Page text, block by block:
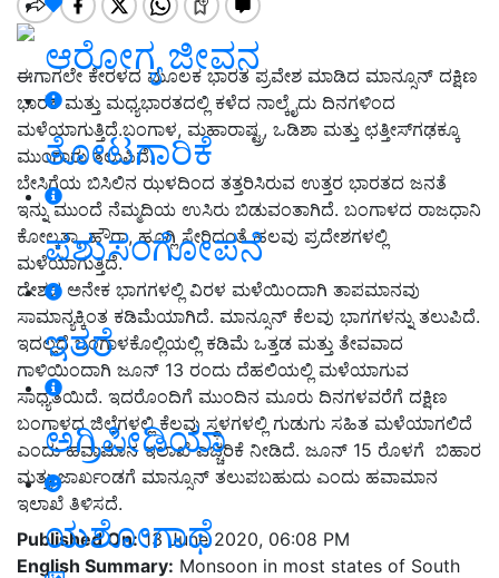
ಆರೋಗ್ಯ ಜೀವನ
ತೋಟಗಾರಿಕೆ
ಪಶುಸಂಗೋಪನೆ
ಇತರೆ
ಅಗ್ರಿಪೀಡಿಯಾ
ಯಶೋಗಾಥೆ
ಈಗಾಗಲೇ ಕೇರಳದ ಮೂಲಕ ಭಾರತ ಪ್ರವೇಶ ಮಾಡಿದ ಮಾನ್ಸೂನ್ ದಕ್ಷಿಣ
ಭಾರತ ಮತ್ತು ಮಧ್ಯಭಾರತದಲ್ಲಿ ಕಳೆದ ನಾಲ್ಕೈದು ದಿನಗಳಿಂದ
ಮಳೆಯಾಗುತ್ತಿದೆ.ಬಂಗಾಳ, ಮಹಾರಾಷ್ಟ್ರ, ಒಡಿಶಾ ಮತ್ತು ಛತ್ತೀಸ್‌ಗಢಕ್ಕೂ
ಮುಂಗಾರು ತಲುಪಿದೆ.
ಬೇಸಿಗೆಯ ಬಿಸಿಲಿನ ಝಳದಿಂದ ತತ್ತರಿಸಿರುವ ಉತ್ತರ ಭಾರತದ ಜನತೆ
ಇನ್ನು ಮುಂದೆ ನೆಮ್ಮದಿಯ ಉಸಿರು ಬಿಡುವಂತಾಗಿದೆ. ಬಂಗಾಳದ ರಾಜಧಾನಿ
ಕೋಲ್ಕತಾ, ಹೌರಾ, ಹೂಗ್ಲಿ ಸೇರಿದಂತೆ ಹಲವು ಪ್ರದೇಶಗಳಲ್ಲಿ
ಮಳೆಯಾಗುತ್ತಿದೆ.
ದೇಶದ ಅನೇಕ ಭಾಗಗಳಲ್ಲಿ ವಿರಳ ಮಳೆಯಿಂದಾಗಿ ತಾಪಮಾನವು
ಸಾಮಾನ್ಯಕ್ಕಿಂತ ಕಡಿಮೆಯಾಗಿದೆ. ಮಾನ್ಸೂನ್ ಕೆಲವು ಭಾಗಗಳನ್ನು ತಲುಪಿದೆ.
ಇದಲ್ಲದೆ ಬಂಗಾಳಕೊಲ್ಲಿಯಲ್ಲಿ ಕಡಿಮೆ ಒತ್ತಡ ಮತ್ತು ತೇವವಾದ
ಗಾಳಿಯಿಂದಾಗಿ ಜೂನ್ 13 ರಂದು ದೆಹಲಿಯಲ್ಲಿ ಮಳೆಯಾಗುವ
ಸಾಧ್ಯತೆಯಿದೆ. ಇದರೊಂದಿಗೆ ಮುಂದಿನ ಮೂರು ದಿನಗಳವರೆಗೆ ದಕ್ಷಿಣ
ಬಂಗಾಳದ ಜಿಲ್ಲೆಗಳಲ್ಲಿ ಕೆಲವು ಸ್ಥಳಗಳಲ್ಲಿ ಗುಡುಗು ಸಹಿತ ಮಳೆಯಾಗಲಿದೆ
ಎಂದು ಹವಾಮಾನ ಇಲಾಖೆ ಎಚ್ಚರಿಕೆ ನೀಡಿದೆ. ಜೂನ್ 15 ರೊಳಗೆ ಬಿಹಾರ
ಮತ್ತು ಜಾರ್ಖಂಡಗೆ ಮಾನ್ಸೂನ್ ತಲುಪಬಹುದು ಎಂದು ಹವಾಮಾನ
ಇಲಾಖೆ ತಿಳಿಸದೆ.
Published On:13 June 2020, 06:08 PM
English Summary: Monsoon in most states of South